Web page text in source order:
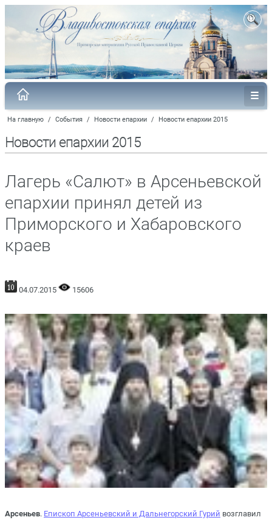
На главную / События / Новости епархии / Новости епархии 2015
Новости епархии 2015
Лагерь «Салют» в Арсеньевской
епархии принял детей из
Приморского и Хабаровского
краев
04.07.2015 15606
Арсеньев. Епископ Арсеньевский и Дальнегорский Гурий возглавил